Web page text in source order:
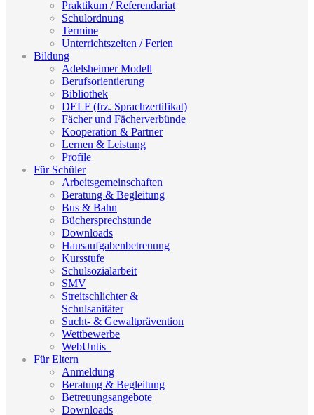
Praktikum / Referendariat
Schulordnung
Termine
Unterrichtszeiten / Ferien
Bildung
Adelsheimer Modell
Berufsorientierung
Bibliothek
DELF (frz. Sprachzertifikat)
Fächer und Fächerverbünde
Kooperation & Partner
Lernen & Leistung
Profile
Für Schüler
Arbeitsgemeinschaften
Beratung & Begleitung
Bus & Bahn
Büchersprechstunde
Downloads
Hausaufgabenbetreuung
Kursstufe
Schulsozialarbeit
SMV
Streitschlichter &
Schulsanitäter
Sucht- & Gewaltprävention
Wettbewerbe
WebUntis_
Für Eltern
Anmeldung
Beratung & Begleitung
Betreuungsangebote
Downloads